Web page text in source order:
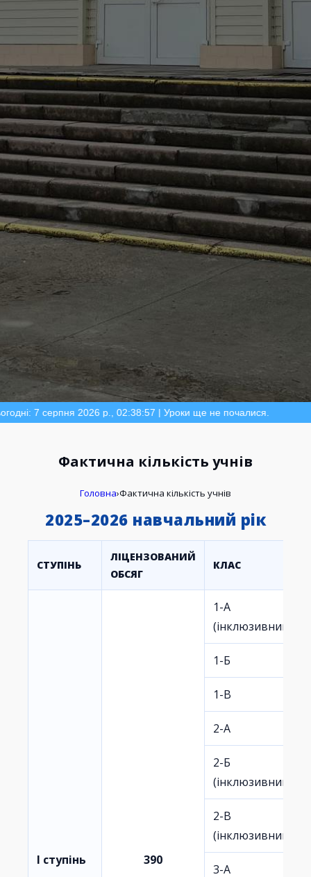
7 серпня 2026 р., 02:38:57 | Уроки ще не почалися.
Фактична кількість учнів
Головна›Фактична кількість учнів
2025–2026 навчальний рік
СТУПІНЬ
ЛІЦЕНЗОВАНИЙ
ОБСЯГ
КЛАС
I ступінь 390
1-А
(інклюзивний)
1-Б
1-В
2-А
2-Б
(інклюзивний)
2-В
(інклюзивний)
3-А